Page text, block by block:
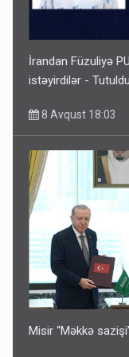
İrandan Füzuliyə
istəyirdilər -
8 Avqust 18:03
Misir “Məkkə